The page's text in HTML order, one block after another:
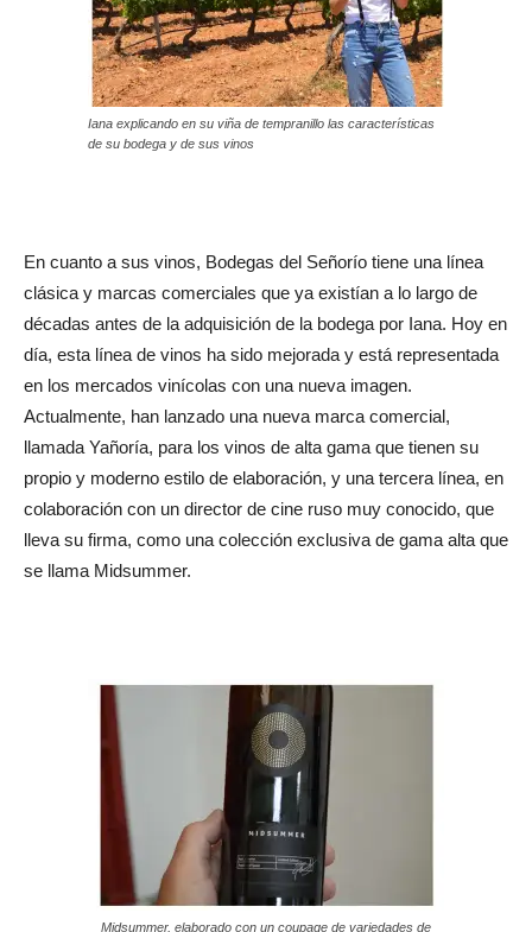
Iana explicando en su viña de tempranillo las características
de su bodega y de sus vinos
En cuanto a sus vinos, Bodegas del Señorío tiene una línea
clásica y marcas comerciales que ya existían a lo largo de
décadas antes de la adquisición de la bodega por Iana. Hoy en
día, esta línea de vinos ha sido mejorada y está representada
en los mercados vinícolas con una nueva imagen.
Actualmente, han lanzado una nueva marca comercial,
llamada Yañoría, para los vinos de alta gama que tienen su
propio y moderno estilo de elaboración, y una tercera línea, en
colaboración con un director de cine ruso muy conocido, que
lleva su firma, como una colección exclusiva de gama alta que
se llama Midsummer.
Midsummer, elaborado con un coupage de variedades de